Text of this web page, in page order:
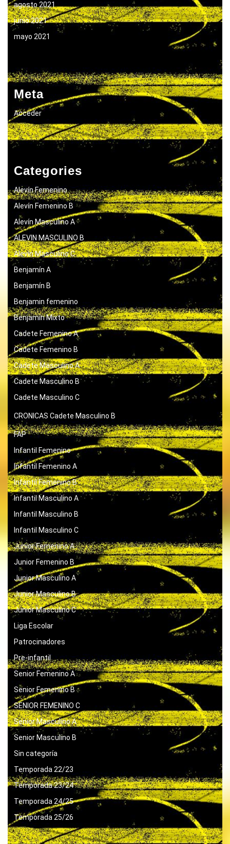
agosto 2021
junio 2021
mayo 2021
Meta
Acceder
Categories
Alevín Femenino
Alevín Femenino B
Alevín Masculino A
ALEVIN MASCULINO B
Alevín Masculino C
Benjamín A
Benjamín B
Benjamin femenino
Benjamín Mixto
Cadete Femenino A
Cadete Femenino B
Cadete Masculino A
Cadete Masculino B
Cadete Masculino C
CRONICAS Cadete Masculino B
FAP
Infantil Femenino
Infantil Femenino A
Infantil Femenino B
Infantil Masculino A
Infantil Masculino B
Infantil Masculino C
Junior Femenino A
Junior Femenino B
Junior Masculino A
Junior Masculino B
Junior Masculino C
Liga Escolar
Patrocinadores
Pre-infantil
Senior Femenino A
Senior Femenino B
SENIOR FEMENINO C
Senior Masculino A
Senior Masculino B
Sin categoría
Temporada 22/23
Temporada 23/24
Temporada 24/25
Temporada 25/26